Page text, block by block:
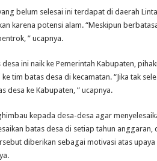
belum selesai ini terdapat di daerah
karena potensi alam. “Meskipun
” ucapnya.
ini naik ke Pemerintah Kabupaten,
tim batas desa di kecamatan. “Jika tak
desa ke Kabupaten, ” ucapnya.
kepada desa-desa agar
batas desa di setiap tahun anggaran,
diberikan sebagai motivasi atas upaya